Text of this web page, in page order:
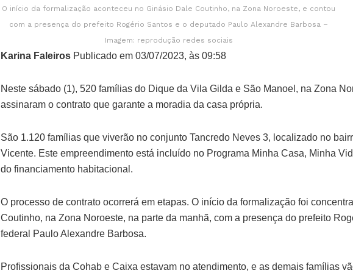
O início da formalização aconteceu no Ginásio Dale Coutinho, na Zona Noroeste, e contou
com a presença do prefeito Rogério Santos e o deputado Paulo Alexandre Barbosa –
Imagem: reprodução redes sociais
Karina Faleiros Publicado em 03/07/2023, às 09:58
­Neste sábado (1), 520 famílias do Dique da Vila Gilda e São Manoel, na Zona
assinaram o contrato que garante a moradia da casa própria.
São 1.120 famílias que viverão no conjunto Tancredo Neves 3, localizado no
Vicente. Este empreendimento está incluído no Programa Minha Casa, Minha
do financiamento habitacional.
O processo de contrato ocorrerá em etapas. O início da formalização foi
Coutinho, na Zona Noroeste, na parte da manhã, com a presença do prefeito
federal Paulo Alexandre Barbosa.
Profissionais da Cohab e Caixa estavam no atendimento, e as demais famílias